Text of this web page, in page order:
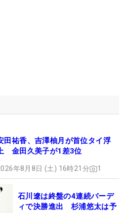
田祐香、吉澤柚月が首位タイ浮
金田久美子が1差3位
年8月8日 (土) 16時21分 1
石川遼は終盤の4連続バーデ
ィで決勝進出 杉浦悠太は予